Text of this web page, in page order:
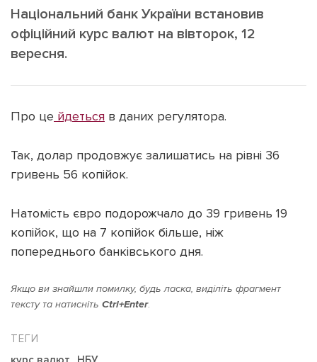
Розслідування
Погляди
Ініціативи
[email protected]
Політика конфіденційності
Наші соц мережі
Підтримати dyvys.info
Національний банк України встановив
офіційний курс валют на вівторок, 12
вересня.
Про це йдеться в даних регулятора.
Так, долар продовжує залишатись на рівні 36
гривень 56 копійок.
Натомість євро подорожчало до 39 гривень 19
копійок, що на 7 копійок більше, ніж
попереднього банківського дня.
Якщо ви знайшли помилку, будь ласка, виділіть фрагмент
тексту та натисніть Ctrl+Enter.